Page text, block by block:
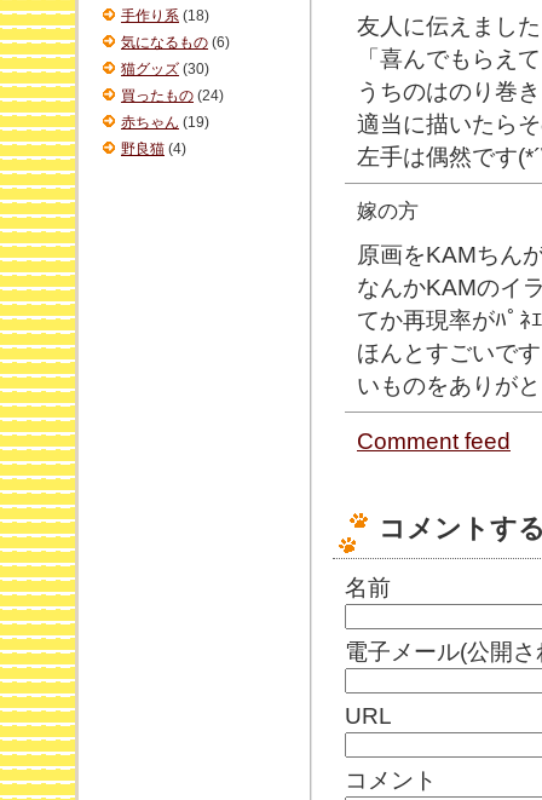
友人に伝えまし
「喜んでもらえ
うちのはのり巻
適当に描いたら
左手は偶然です
嫁の方
原画をKAMちん
なんかKAMのイ
てか再現率がﾊﾟﾈ
ほんとすごいで
いものをありが
Comment feed
コメントす
名前
電子メール(公開
URL
コメント
手作り系 (18)
気になるもの (6)
猫グッズ (30)
買ったもの (24)
赤ちゃん (19)
野良猫 (4)